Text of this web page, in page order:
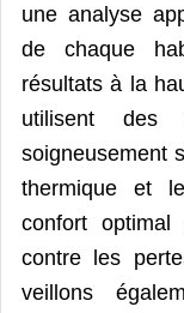
une analyse
de chaque
résultats à la
utilisent des
soigneusement
thermique et
confort
contre les
veillons